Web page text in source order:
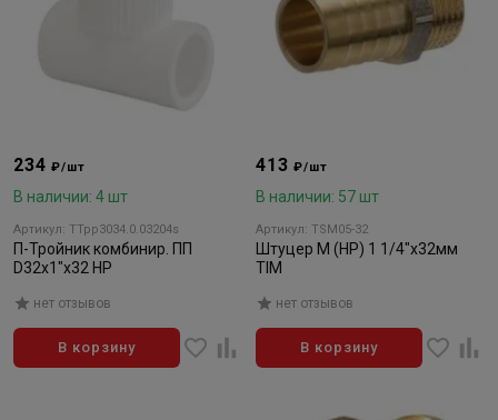
234₽/шт
В наличии: 4 шт
Артикул: TTpp3034.0.03204s
П-Тройник комбинир. ПП
D32х1"х32 НР
нет отзывов
В корзину
413₽/шт
В наличии: 57 шт
Артикул: TSM05-32
Штуцер M (HP) 1 1/4"x32мм
TIM
нет отзывов
В корзину